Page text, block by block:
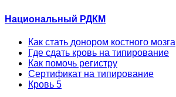
Национальный РДКМ
Как стать донором костного мозга
Где сдать кровь на типирование
Как помочь регистру
Сертификат на типирование
Кровь 5